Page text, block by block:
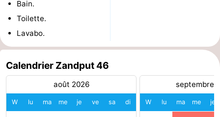
Renesse
-
Brouwershaven
Bruinisse
-
Zierikzee
-
Oosterschelde
Burgh
-
Bain.
Toilette.
Lavabo.
Calendrier Zandput 46
août 2026
W lu ma me je ve sa di
septembre
W lu ma me je